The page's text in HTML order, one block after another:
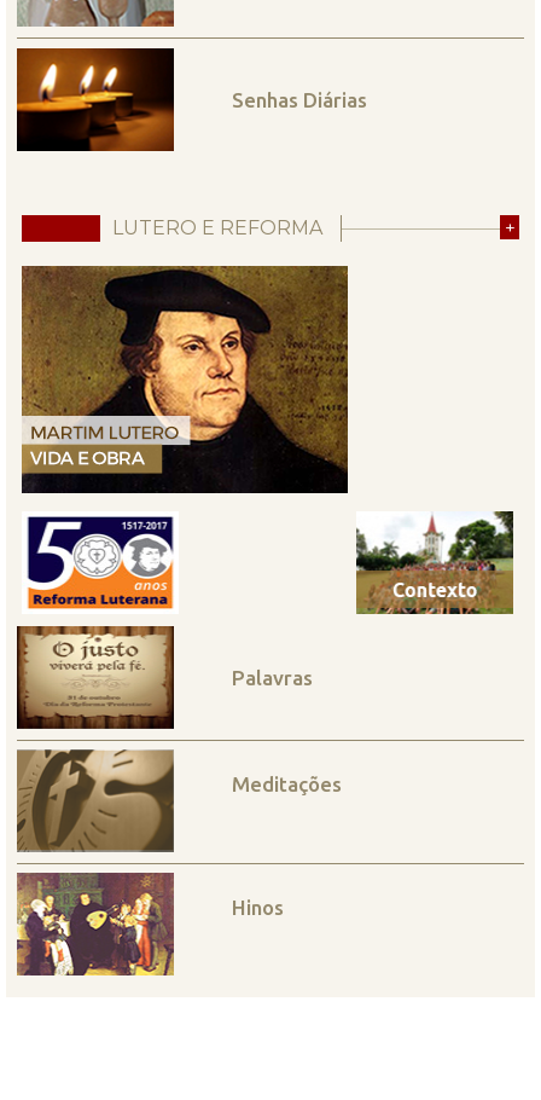
Senhas Diárias
LUTERO E REFORMA +
Palavras
Meditações
Hinos